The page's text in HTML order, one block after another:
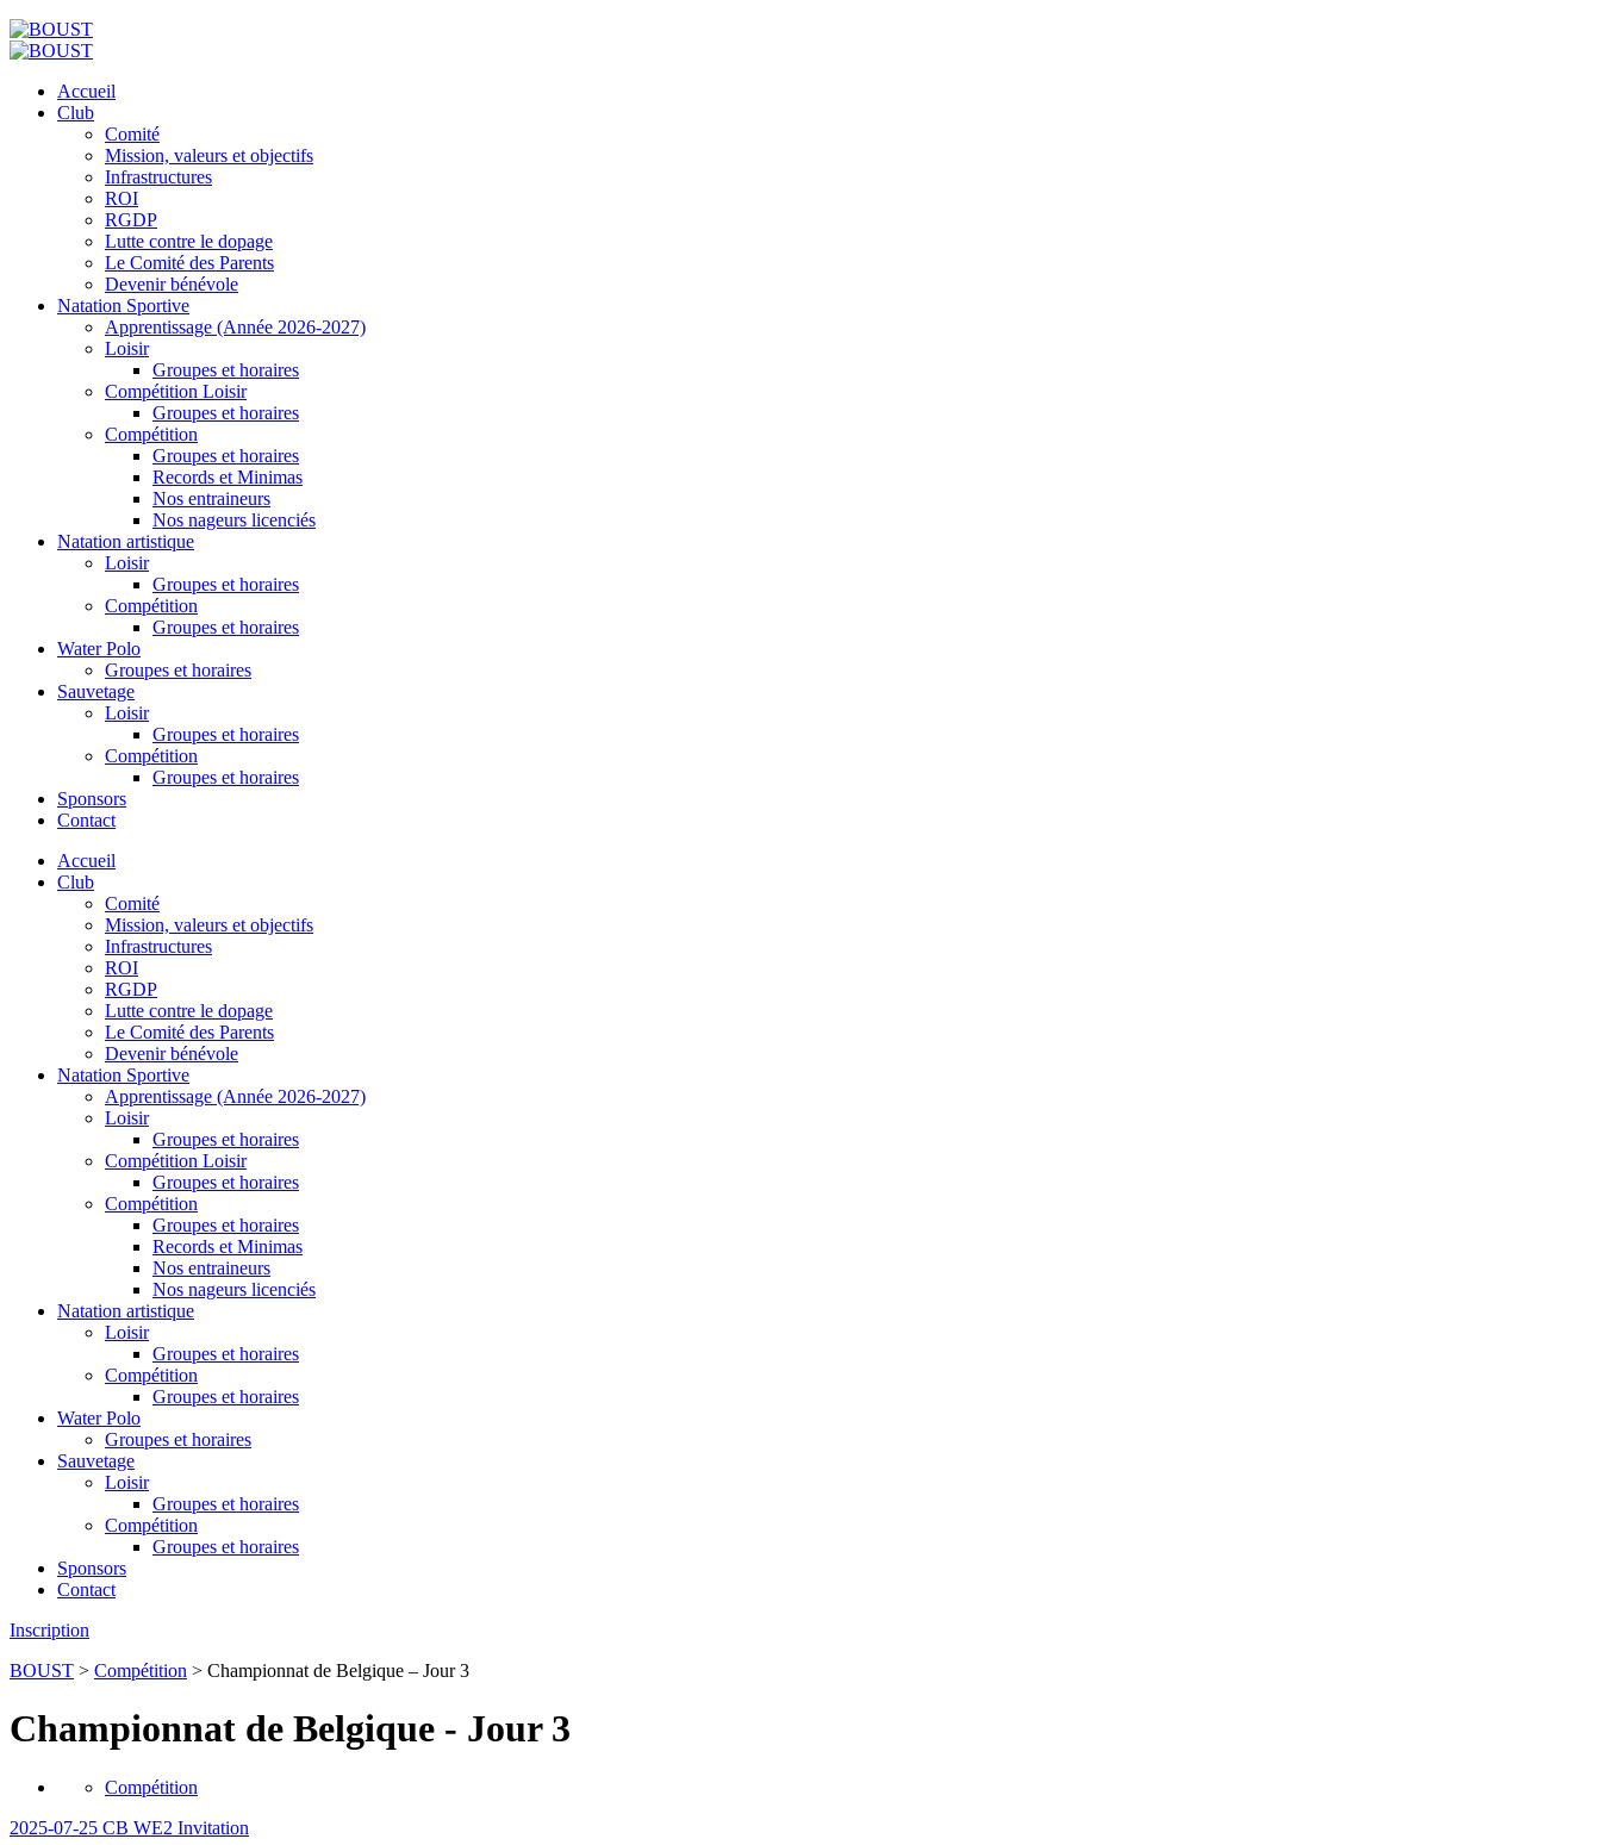
Accueil
Club
Comité
Mission, valeurs et objectifs
Infrastructures
ROI
RGDP
Lutte contre le dopage
Le Comité des Parents
Devenir bénévole
Natation Sportive
Apprentissage (Année 2026-2027)
Loisir
Groupes et horaires
Compétition Loisir
Groupes et horaires
Compétition
Groupes et horaires
Records et Minimas
Nos entraineurs
Nos nageurs licenciés
Natation artistique
Loisir
Groupes et horaires
Compétition
Groupes et horaires
Water Polo
Groupes et horaires
Sauvetage
Loisir
Groupes et horaires
Compétition
Groupes et horaires
Sponsors
Contact
Accueil
Club
Comité
Mission, valeurs et objectifs
Infrastructures
ROI
RGDP
Lutte contre le dopage
Le Comité des Parents
Devenir bénévole
Natation Sportive
Apprentissage (Année 2026-2027)
Loisir
Groupes et horaires
Compétition Loisir
Groupes et horaires
Compétition
Groupes et horaires
Records et Minimas
Nos entraineurs
Nos nageurs licenciés
Natation artistique
Loisir
Groupes et horaires
Compétition
Groupes et horaires
Water Polo
Groupes et horaires
Sauvetage
Loisir
Groupes et horaires
Compétition
Groupes et horaires
Sponsors
Contact
Inscription
BOUST > Compétition > Championnat de Belgique – Jour 3
Championnat de Belgique - Jour 3
Compétition
2025-07-25 CB WE2 Invitation